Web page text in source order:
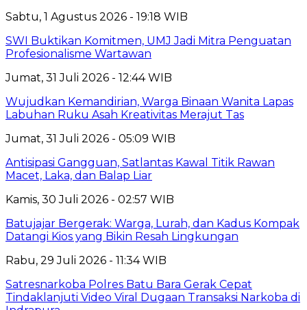
Sabtu, 1 Agustus 2026 - 19:18 WIB
SWI Buktikan Komitmen, UMJ Jadi Mitra Penguatan
Profesionalisme Wartawan
Jumat, 31 Juli 2026 - 12:44 WIB
Wujudkan Kemandirian, Warga Binaan Wanita Lapas
Labuhan Ruku Asah Kreativitas Merajut Tas
Jumat, 31 Juli 2026 - 05:09 WIB
Antisipasi Gangguan, Satlantas Kawal Titik Rawan
Macet, Laka, dan Balap Liar
Kamis, 30 Juli 2026 - 02:57 WIB
Batujajar Bergerak: Warga, Lurah, dan Kadus Kompak
Datangi Kios yang Bikin Resah Lingkungan
Rabu, 29 Juli 2026 - 11:34 WIB
Satresnarkoba Polres Batu Bara Gerak Cepat
Tindaklanjuti Video Viral Dugaan Transaksi Narkoba di